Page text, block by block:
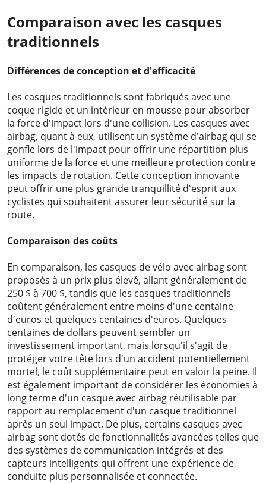
Comparaison avec les casques
traditionnels
Différences de conception et d'efficacité
Les casques traditionnels sont fabriqués avec une
coque rigide et un intérieur en mousse pour absorber
la force d'impact lors d'une collision. Les casques avec
airbag, quant à eux, utilisent un système d'airbag qui se
gonfle lors de l'impact pour offrir une répartition plus
uniforme de la force et une meilleure protection contre
les impacts de rotation. Cette conception innovante
peut offrir une plus grande tranquillité d'esprit aux
cyclistes qui souhaitent assurer leur sécurité sur la
route.
Comparaison des coûts
En comparaison, les casques de vélo avec airbag sont
proposés à un prix plus élevé, allant généralement de
250 $ à 700 $, tandis que les casques traditionnels
coûtent généralement entre moins d'une centaine
d'euros et quelques centaines d'euros. Quelques
centaines de dollars peuvent sembler un
investissement important, mais lorsqu'il s'agit de
protéger votre tête lors d'un accident potentiellement
mortel, le coût supplémentaire peut en valoir la peine. Il
est également important de considérer les économies à
long terme d'un casque avec airbag réutilisable par
rapport au remplacement d'un casque traditionnel
après un seul impact. De plus, certains casques avec
airbag sont dotés de fonctionnalités avancées telles que
des systèmes de communication intégrés et des
capteurs intelligents qui offrent une expérience de
conduite plus personnalisée et connectée.